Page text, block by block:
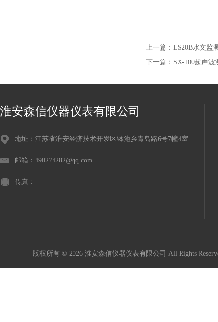
上一篇： LS20B水文监
下一篇： SX-100超声
淮安森信仪器仪表有限公司
地址：江苏省淮安经济技术开发区钵池乡青岛路6号7幢4室
邮箱：490274282@qq.com
传真：
版权所有 © 2026 淮安森信仪器仪表有限公司 All Rights